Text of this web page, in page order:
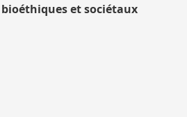
bioéthiques et sociétaux